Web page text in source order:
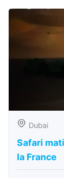
Dubai
Safari
la France